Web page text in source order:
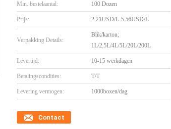
Min. bestelaantal: 100 Dozen
Prijs: 2.21USD/L-5.56USD/L
Verpakking Details:
Blik/karton;
1L/2,5L/4L/5L/20L/200L
Levertijd: 10-15 werkdagen
Betalingscondities: T/T
Levering vermogen: 1000boxen/dag
Contact